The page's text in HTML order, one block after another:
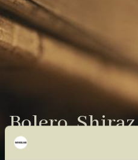
Bolero,
gardiner?